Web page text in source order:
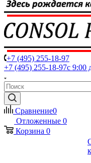
+7 (495) 255-18-97
+7 (495) 255-18-97с 9:00
Сравнение0
Отложенные 0
Корзина 0